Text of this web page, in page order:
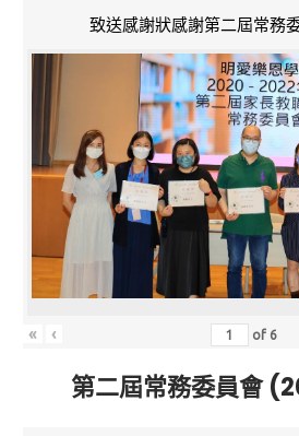
致送感謝狀感謝第二屆常務
« ‹ of 6
第二屆常務委員會